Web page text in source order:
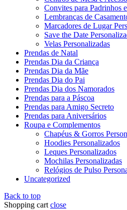
Convites para Padrinhos
Lembranças de
Marcadores de Lugar
Save the Date
Velas Personalizadas
Prendas de Natal
Prendas Dia da Criança
Prendas Dia da Mãe
Prendas Dia do Pai
Prendas Dia dos Namorados
Prendas para a Páscoa
Prendas para Amigo Secreto
Prendas para Aniversários
Roupa e Complementos
Chapéus & Gorros
Hoodies Personalizados
Leques Personalizados
Mochilas Personalizadas
Relógios de Pulso
Uncategorized
Back to top
Shopping cart close